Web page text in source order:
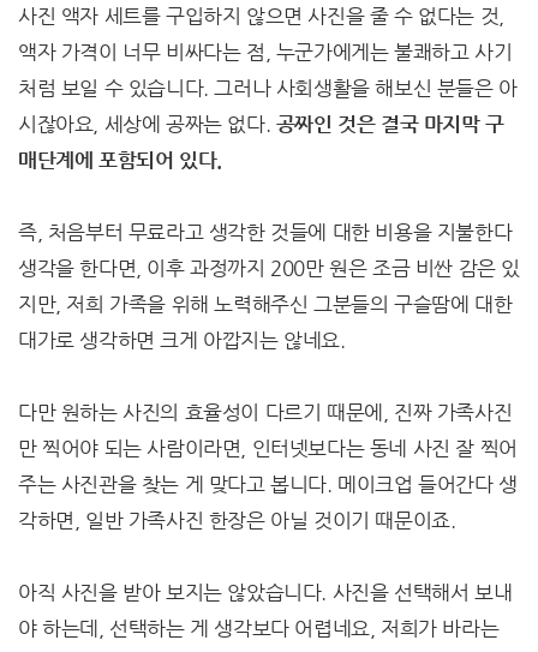
사진 액자 세트를 구입하지 않으면 사진을 줄 수 없다는 것,
액자 가격이 너무 비싸다는 점, 누군가에게는 불쾌하고 사기
처럼 보일 수 있습니다. 그러나 사회생활을 해보신 분들은 아
시잖아요, 세상에 공짜는 없다. 공짜인 것은 결국 마지막 구
매단계에 포함되어 있다.
즉, 처음부터 무료라고 생각한 것들에 대한 비용을 지불한다
생각을 한다면, 이후 과정까지 200만 원은 조금 비싼 감은 있
지만, 저희 가족을 위해 노력해주신 그분들의 구슬땀에 대한
대가로 생각하면 크게 아깝지는 않네요.
다만 원하는 사진의 효율성이 다르기 때문에, 진짜 가족사진
만 찍어야 되는 사람이라면, 인터넷보다는 동네 사진 잘 찍어
주는 사진관을 찾는 게 맞다고 봅니다. 메이크업 들어간다 생
각하면, 일반 가족사진 한장은 아닐 것이기 때문이죠.
아직 사진을 받아 보지는 않았습니다. 사진을 선택해서 보내
야 하는데, 선택하는 게 생각보다 어렵네요, 저희가 바라는